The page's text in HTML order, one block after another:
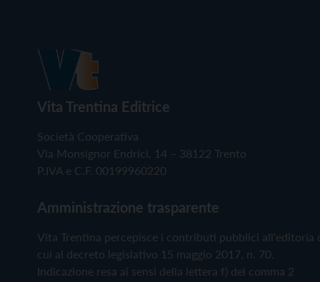
Vita Trentina Editrice
Società Cooperativa
Via Monsignor Endrici, 14 – 38122 Trento
P.IVA e C.F. 00199960220
Amministrazione trasparente
Vita Trentina percepisce i contributi pubblici all'editoria
cui al decreto legislativo 15 maggio 2017, n. 70.
Indicazione resa ai sensi della lettera f) del comma 2